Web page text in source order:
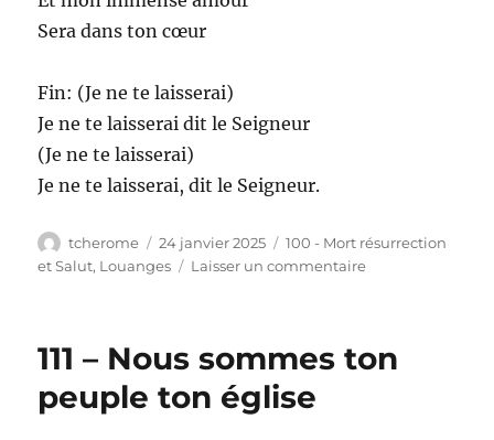
Sera dans ton cœur
Fin: (Je ne te laisserai)
Je ne te laisserai dit le Seigneur
(Je ne te laisserai)
Je ne te laisserai, dit le Seigneur.
Auteur
tcherome
Publié
le
24 janvier 2025 Catégories
100 - Mort résurrection
et Salut, Louanges Laisser un commentairesur
enfant
111 – Nous sommes ton
peuple ton église